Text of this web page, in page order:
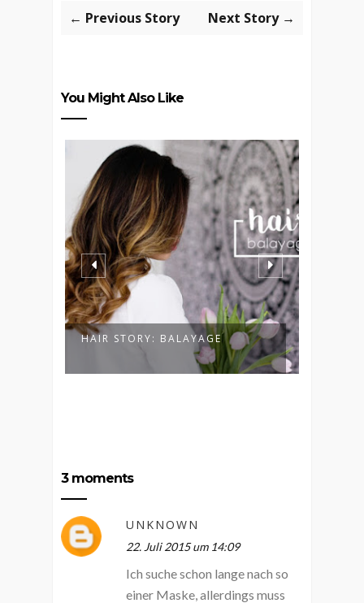
← Previous Story Next Story →
You Might Also Like
HAIR STORY: BALAYAGE
3 moments
UNKNOWN
22. Juli 2015 um 14:09
Ich suche schon lange nach so
einer Maske, allerdings muss